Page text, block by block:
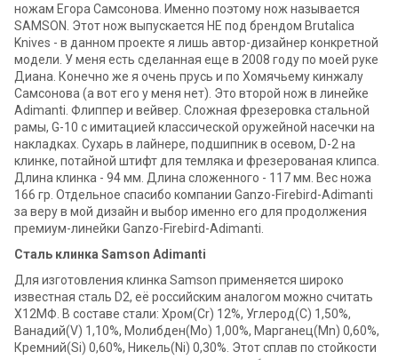
ножам Егора Самсонова. Именно поэтому нож называется
SAMSON. Этот нож выпускается НЕ под брендом Brutalica
Knives - в данном проекте я лишь автор-дизайнер конкретной
модели. У меня есть сделанная еще в 2008 году по моей руке
Диана. Конечно же я очень прусь и по Хомячьему кинжалу
Самсонова (а вот его у меня нет). Это второй нож в линейке
Adimanti. Флиппер и вейвер. Сложная фрезеровка стальной
рамы, G-10 с имитацией классической оружейной насечки на
накладках. Сухарь в лайнере, подшипник в осевом, D-2 на
клинке, потайной штифт для темляка и фрезерованая клипса.
Длина клинка - 94 мм. Длина сложенного - 117 мм. Вес ножа
166 гр. Отдельное спасибо компании Ganzo-Firebird-Adimanti
за веру в мой дизайн и выбор именно его для продолжения
премиум-линейки Ganzo-Firebird-Adimanti.
Сталь клинка Samson Adimanti
Для изготовления клинка Samson применяется широко
известная сталь D2, её российским аналогом можно считать
Х12МФ. В составе стали: Хром(Cr) 12%, Углерод(С) 1,50%,
Ванадий(V) 1,10%, Молибден(Mo) 1,00%, Марганец(Mn) 0,60%,
Кремний(Si) 0,60%, Никель(Ni) 0,30%. Этот сплав по стойкости